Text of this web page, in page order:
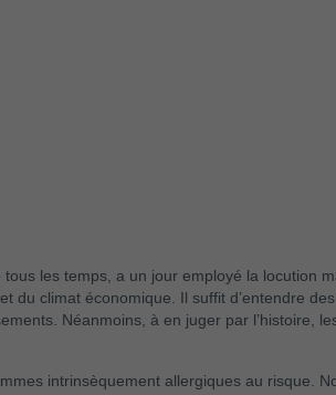
les temps, a un jour employé la locution
du climat économique. Il suffit d’entendre
Néanmoins, à en juger par l’histoire,
intrinsèquement allergiques au risque.